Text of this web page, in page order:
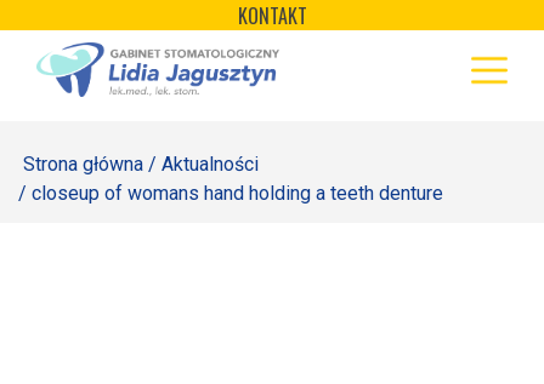
content
KONTAKT ×
STRONA GŁÓWNA
REJESTRACJA
Strona główna / Aktualności
/ closeup of womans hand holding a teeth denture